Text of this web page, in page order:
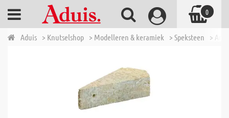
Aduis > Knutselshop > Modelleren & keramiek > Speksteen >
0